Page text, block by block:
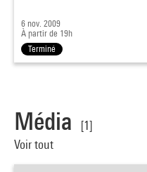
6 nov. 2009
À partir de 19h
Terminé
Média
[1]
Voir tout